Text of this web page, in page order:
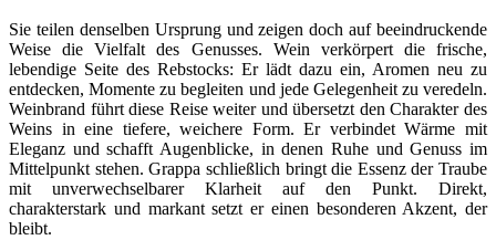
Sie teilen denselben Ursprung und zeigen doch auf beeindruckende
Weise die Vielfalt des Genusses. Wein verkörpert die frische,
lebendige Seite des Rebstocks: Er lädt dazu ein, Aromen neu zu
entdecken, Momente zu begleiten und jede Gelegenheit zu veredeln.
Weinbrand führt diese Reise weiter und übersetzt den Charakter des
Weins in eine tiefere, weichere Form. Er verbindet Wärme mit
Eleganz und schafft Augenblicke, in denen Ruhe und Genuss im
Mittelpunkt stehen. Grappa schließlich bringt die Essenz der Traube
mit unverwechselbarer Klarheit auf den Punkt. Direkt,
charakterstark und markant setzt er einen besonderen Akzent, der
bleibt.